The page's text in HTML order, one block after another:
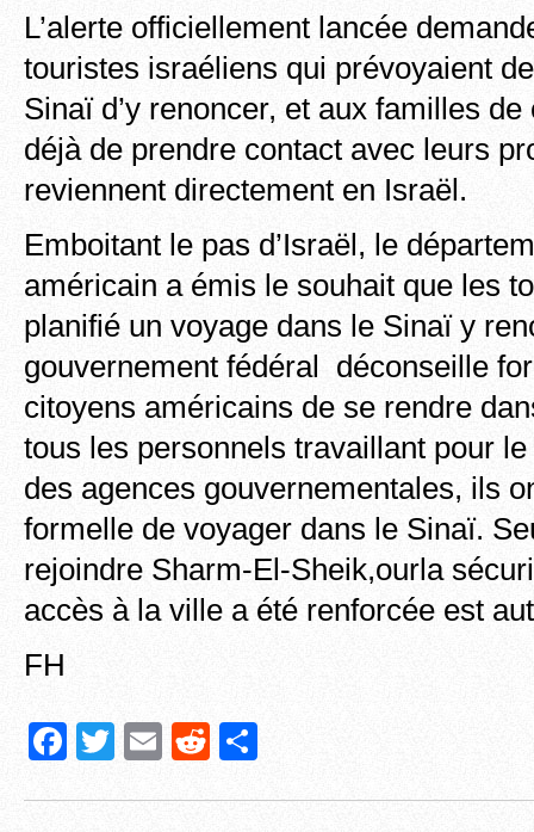
L’alerte officiellement lancée
touristes israéliens qui prévoyaient
Sinaï d’y renoncer, et aux familles
déjà de prendre contact avec leurs
reviennent directement en Israël.
Emboitant le pas d’Israël, le
américain a émis le souhait que les
planifié un voyage dans le Sinaï y
gouvernement fédéral déconseille
citoyens américains de se rendre
tous les personnels travaillant pour
des agences gouvernementales, ils
formelle de voyager dans le Sinaï.
rejoindre Sharm-El-Sheik,ourla
accès à la ville a été renforcée est
FH
F
T
E
R